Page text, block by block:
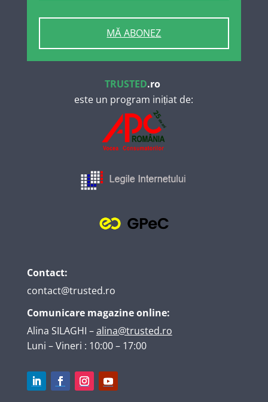
MĂ ABONEZ
TRUSTED.ro
este un program inițiat de:
Contact:
contact@trusted.ro
Comunicare magazine online:
Alina SILAGHI –alina@trusted.ro
Luni – Vineri : 10:00 – 17:00